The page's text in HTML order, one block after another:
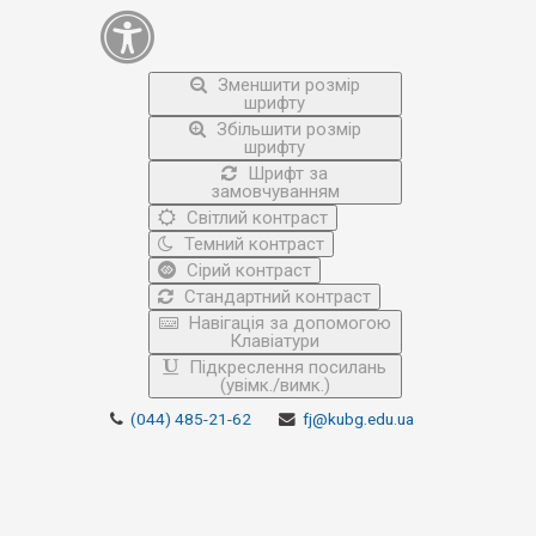
Зменшити розмір
шрифту
Збільшити розмір
шрифту
Шрифт за
замовчуванням
Світлий контраст
Темний контраст
Сірий контраст
Стандартний контраст
Навігація за допомогою
Клавіатури
Підкреслення посилань
(увімк./вимк.)
(044) 485-21-62 fj@kubg.edu.ua